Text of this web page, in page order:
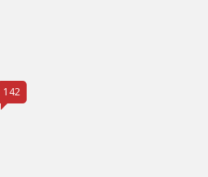
142